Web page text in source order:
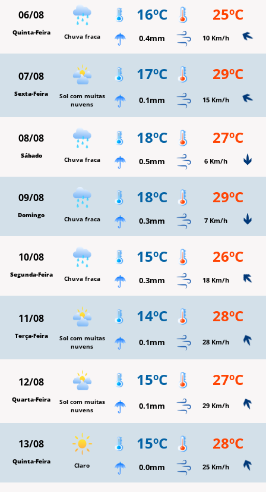
06/08
Quinta-Feira Chuva fraca
16ºC 25ºC
0.4mm 10 Km/h
07/08
Sexta-Feira
Sol com muitas
nuvens
17ºC 29ºC
0.1mm 15 Km/h
08/08
Sábado Chuva fraca
18ºC 27ºC
0.5mm 6 Km/h
09/08
Domingo Chuva fraca
18ºC 29ºC
0.3mm 7 Km/h
10/08
Segunda-Feira Chuva fraca
15ºC 26ºC
0.3mm 18 Km/h
11/08
Terça-Feira
Sol com muitas
nuvens
14ºC 28ºC
0.1mm 28 Km/h
12/08
Quarta-Feira
Sol com muitas
nuvens
15ºC 27ºC
0.1mm 29 Km/h
13/08
Quinta-Feira Claro
15ºC 28ºC
0.0mm 25 Km/h